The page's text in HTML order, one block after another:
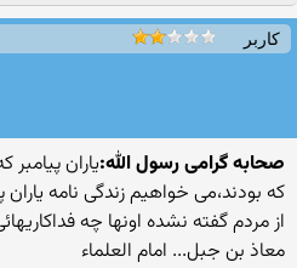
کاربر
صحابه گرامی رسول الله:یاران پیامبر
که بودند،می خواهیم زندگی نامه
از مردم گفته نشده اونها چه
معاذ بن جبل... امام العلماء